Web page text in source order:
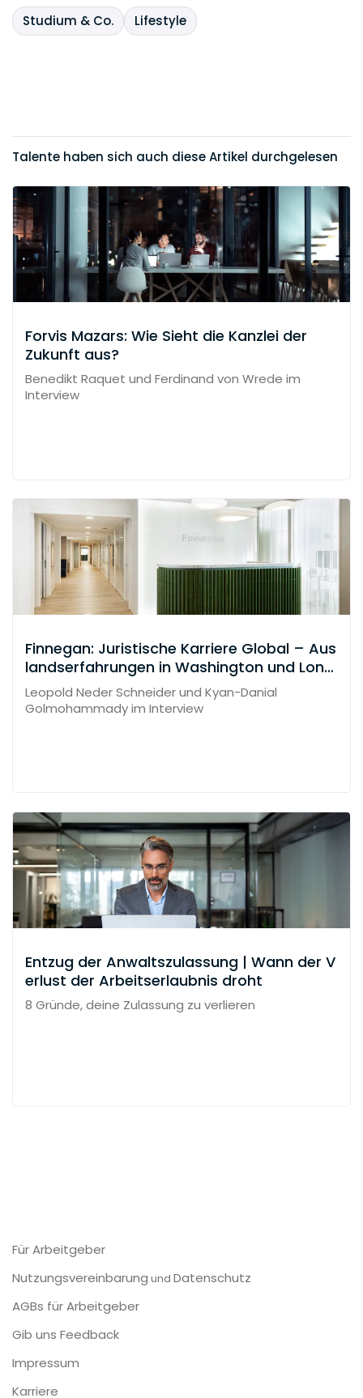
Studium & Co. Lifestyle
Talente haben sich auch diese Artikel durchgelesen
Forvis Mazars: Wie Sieht die Kanzlei der
Zukunft aus?
Benedikt Raquet und Ferdinand von Wrede im
Interview
Finnegan: Juristische Karriere Global – Aus
landserfahrungen in Washington und Lond
on
Leopold Neder Schneider und Kyan-Danial
Golmohammady im Interview
Entzug der Anwaltszulassung | Wann der V
erlust der Arbeitserlaubnis droht
8 Gründe, deine Zulassung zu verlieren
Für Arbeitgeber
Nutzungsvereinbarung und Datenschutz
AGBs für Arbeitgeber
Gib uns Feedback
Impressum
Karriere